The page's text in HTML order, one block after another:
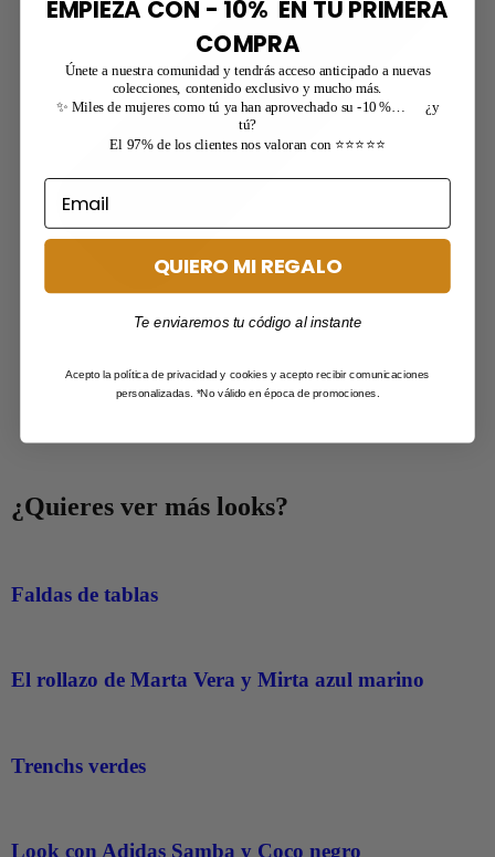
¿Quieres ver más looks?
Faldas de tablas
El rollazo de Marta Vera y Mirta azul marino
Trenchs verdes
Look con Adidas Samba y Coco negro
EMPIEZA CON - 10% EN TU PRIMERA
COMPRA
Únete a nuestra comunidad y tendrás acceso anticipado a nuevas
colecciones, contenido exclusivo y mucho más.
✨ Miles de mujeres como tú ya han aprovechado su -10 %… ¿y
tú?
El 97% de los clientes nos valoran con ⭐⭐⭐⭐⭐
QUIERO MI REGALO
Te enviaremos tu código al instante
Acepto la política de privacidad y cookies y acepto recibir comunicaciones
personalizadas. *No válido en época de promociones.